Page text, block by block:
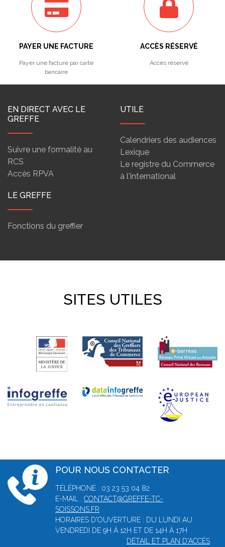
PAYER UNE FACTURE
Payer une facture par carte
bancaire
ACCÈS RÉSERVÉ
Accès réservé
EN DIRECT AVEC LE
GREFFE
Suivre une formalité au
RCS
Accès RPVA
UTILE
Calendriers des audiences
Lexique
Le registre du Commerce
à l'international
LE GREFFE
Fonctions du greffier
SITES UTILES
POUR NOUS CONTACTER
TÉLÉPHONE : 03 23 53 04 82
E-MAIL : CONTACT@GREFFE-TC-
SOISSONS.FR
HORAIRES D'OUVERTURE : DU LUNDI AU
VENDREDI DE 9H À 12H ET DE 14H À 17H
DÉTAIL ET PLAN D'ACCÈS